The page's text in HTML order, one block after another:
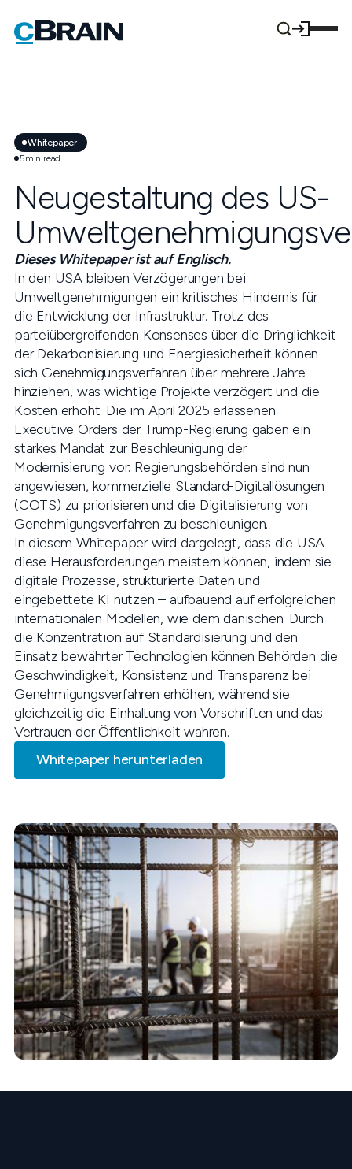
Whitepaper
5min read
Neugestaltung des US-
Dieses Whitepaper ist auf Englisch.
In den USA bleiben Verzögerungen bei
Umweltgenehmigungen ein kritisches Hindernis für
die Entwicklung der Infrastruktur. Trotz des
parteiübergreifenden Konsenses über die Dringlichkeit
der Dekarbonisierung und Energiesicherheit können
sich Genehmigungsverfahren über mehrere Jahre
hinziehen, was wichtige Projekte verzögert und die
Kosten erhöht. Die im April 2025 erlassenen
Executive Orders der Trump-Regierung gaben ein
starkes Mandat zur Beschleunigung der
Modernisierung vor: Regierungsbehörden sind nun
angewiesen, kommerzielle Standard-Digitallösungen
(COTS) zu priorisieren und die Digitalisierung von
Genehmigungsverfahren zu beschleunigen.
In diesem Whitepaper wird dargelegt, dass die USA
diese Herausforderungen meistern können, indem sie
digitale Prozesse, strukturierte Daten und
eingebettete KI nutzen – aufbauend auf erfolgreichen
internationalen Modellen, wie dem dänischen. Durch
die Konzentration auf Standardisierung und den
Einsatz bewährter Technologien können Behörden die
Geschwindigkeit, Konsistenz und Transparenz bei
Genehmigungsverfahren erhöhen, während sie
gleichzeitig die Einhaltung von Vorschriften und das
Vertrauen der Öffentlichkeit wahren.
Whitepaper herunterladen